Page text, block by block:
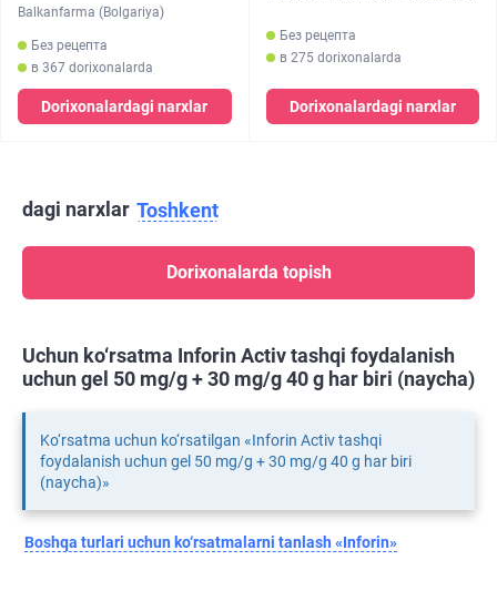
Balkanfarma (Bolgariya)
Без рецепта
в 367 dorixonalarda
Dorixonalardagi narxlar
Без рецепта
в 275 dorixonalarda
Dorixonalardagi narxlar
dagi narxlar Toshkent
Dorixonalarda topish
Uchun ko‘rsatma Inforin Activ tashqi foydalanish
uchun gel 50 mg/g + 30 mg/g 40 g har biri (naycha)
Ko‘rsatma uchun ko‘rsatilgan «Inforin Activ tashqi
foydalanish uchun gel 50 mg/g + 30 mg/g 40 g har biri
(naycha)»
Boshqa turlari uchun ko‘rsatmalarni tanlash «Inforin»